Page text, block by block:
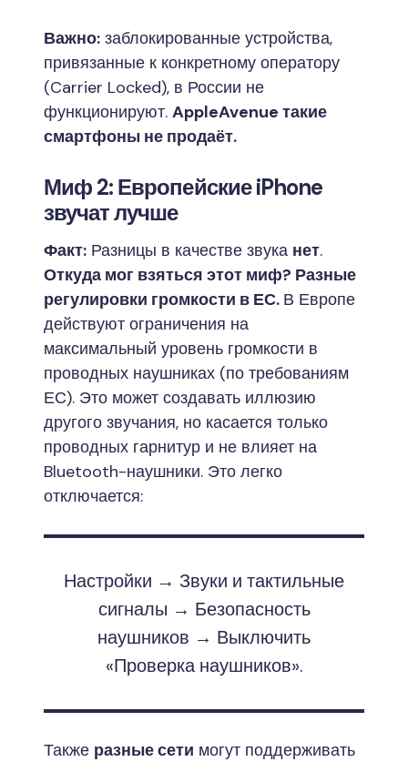
Важно: заблокированные устройства,
привязанные к конкретному оператору
(Carrier Locked), в России не
функционируют. AppleAvenue такие
смартфоны не продаёт.
Миф 2: Европейские iPhone
звучат лучше
Факт: Разницы в качестве звука нет.
Откуда мог взяться этот миф? Разные
регулировки громкости в ЕС. В Европе
действуют ограничения на
максимальный уровень громкости в
проводных наушниках (по требованиям
ЕС). Это может создавать иллюзию
другого звучания, но касается только
проводных гарнитур и не влияет на
Bluetooth-наушники. Это легко
отключается:
Настройки → Звуки и тактильные
сигналы → Безопасность
наушников → Выключить
«Проверка наушников».
Также разные сети могут поддерживать